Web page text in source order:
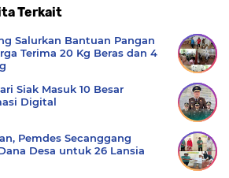
Terkait
Salurkan Bantuan Pangan
Terima 20 Kg Beras dan 4
Siak Masuk 10 Besar
Digital
Pemdes Secanggang
Desa untuk 26 Lansia